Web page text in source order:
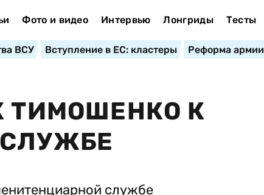
Фото и видео Интервью Лонгриды Тесты
ВСУ Вступление в ЕС: кластеры Реформа армии
ТИМОШЕНКО К